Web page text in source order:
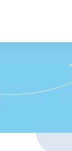
SPRINGEN